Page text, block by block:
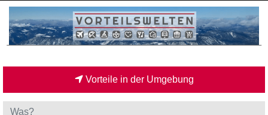
Vorteile in der Umgebung